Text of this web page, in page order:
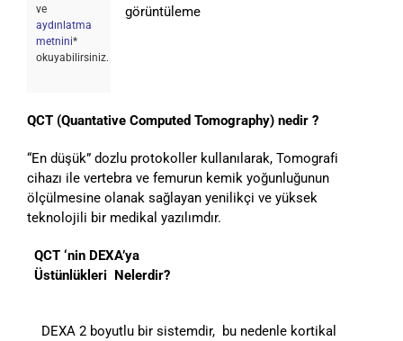
ve
aydınlatma
metnini*
okuyabilirsiniz.
görüntüleme
QCT (Quantative Computed Tomography) nedir ?
“En düşük” dozlu protokoller kullanılarak, Tomografi
cihazı ile vertebra ve femurun kemik yoğunluğunun
ölçülmesine olanak sağlayan yenilikçi ve yüksek
teknolojili bir medikal yazılımdır.
QCT ‘nin DEXA’ya
Üstünlükleri Nelerdir?
DEXA 2 boyutlu bir sistemdir, bu nedenle kortikal